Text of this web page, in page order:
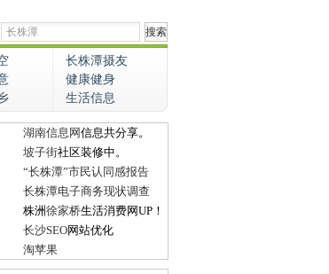
长株潭摄友
健康健身
生活信息
湖南信息网信息共分享。
坡子街社区装修中。
“长株潭”市民认同感报告
长株潭电子商务现状调查
株洲徐家桥生活消费网UP！
长沙SEO网站优化
淘苹果